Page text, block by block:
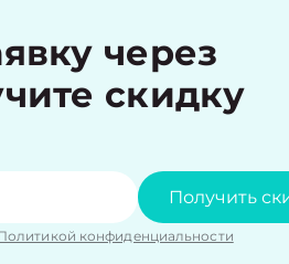
через
скидку
Получить
конфиденциальности